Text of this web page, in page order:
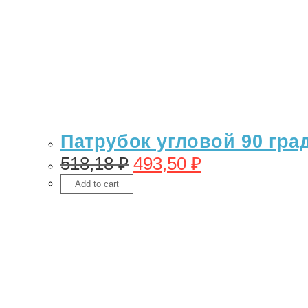
Патрубок угловой 90
518,18₽ 493,50 ₽
Add to cart